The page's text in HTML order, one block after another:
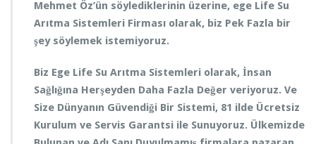
Mehmet Öz’ün söylediklerinin üzerine, ege Life Su
Arıtma Sistemleri Firması olarak, biz Pek Fazla bir
şey söylemek istemiyoruz.
Biz Ege Life Su Arıtma Sistemleri olarak, İnsan
Sağlığına Herşeyden Daha Fazla Değer veriyoruz. Ve
Size Dünyanın Güvendiği Bir Sistemi, 81 ilde Ücretsiz
Kurulum ve Servis Garantsi ile Sunuyoruz. Ülkemizde